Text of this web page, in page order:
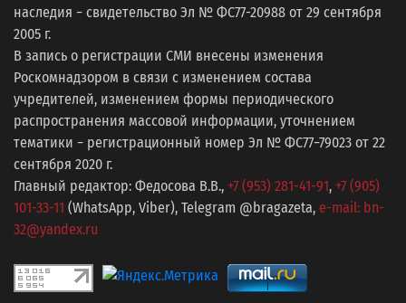
наследия − свидетельство Эл № ФС77-20988 от 29 сентября
2005 г.
В запись о регистрации СМИ внесены изменения
Роскомнадзором в связи с изменением состава
учредителей, изменением формы периодического
распространения массовой информации, уточнением
тематики − регистрационный номер Эл № ФС77−79023 от 22
сентября 2020 г.
Главный редактор: Федосова В.В., +7 (953) 281-41-91, +7 (905)
101-33-11 (WhatsApp, Viber), Telegram @bragazeta, e-mail: bn-
32@yandex.ru